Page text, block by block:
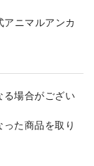
ニマルアンカ
場合がござい
た商品を取り